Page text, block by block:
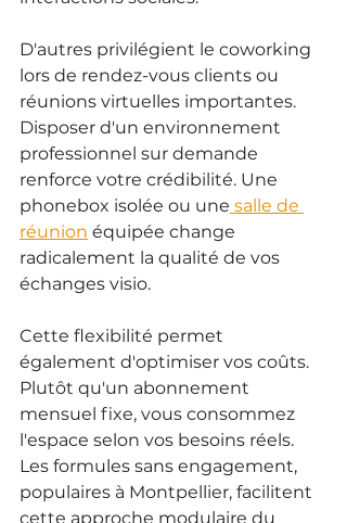
D'autres privilégient le coworking
lors de rendez-vous clients ou
réunions virtuelles importantes.
Disposer d'un environnement
professionnel sur demande
renforce votre crédibilité. Une
phonebox isolée ou une salle de
réunion équipée change
radicalement la qualité de vos
échanges visio.
Cette flexibilité permet
également d'optimiser vos coûts.
Plutôt qu'un abonnement
mensuel fixe, vous consommez
l'espace selon vos besoins réels.
Les formules sans engagement,
populaires à Montpellier, facilitent
cette approche modulaire du